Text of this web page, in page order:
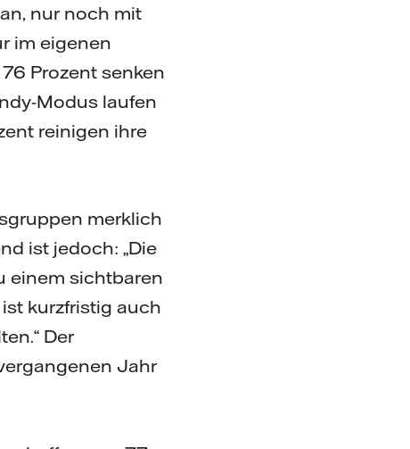
nur noch mit
im eigenen
Prozent senken
Modus laufen
reinigen ihre
merklich
ist jedoch: „Die
einem sichtbaren
kurzfristig auch
Der
Jahr